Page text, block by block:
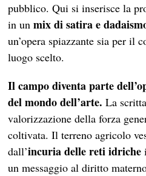
pubblico. Qui si inserisce la
in unmix di satira e
un’opera spiazzante sia per il
luogo scelto.
Il campo diventa parte
del mondo dell’arte.La
valorizzazione della forza
coltivata. Il terreno agricolo
dall’incuria delle reti idriche
un messaggio al diritto